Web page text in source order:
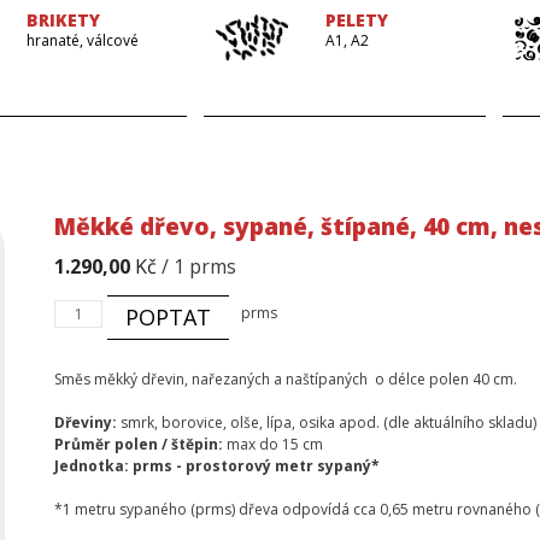
BRIKETY
hranaté, válcové
PELETY
A1, A2
Měkké dřevo, sypané, štípané, 40 cm,
1.290,00 Kč / 1 prms
Měkké
dřevo,
štípané,
cm,
nesušené
množství
prms
POPTAT
Směs měkký dřevin, nařezaných a naštípaných o délce polen 40 cm.
Dřeviny: smrk, borovice, olše, lípa, osika apod. (dle aktuálního skladu)
Průměr polen / štěpin: max do 15 cm
Jednotka: prms - prostorový metr sypaný*
*1 metru sypaného (prms) dřeva odpovídá cca 0,65 metru rovnaného